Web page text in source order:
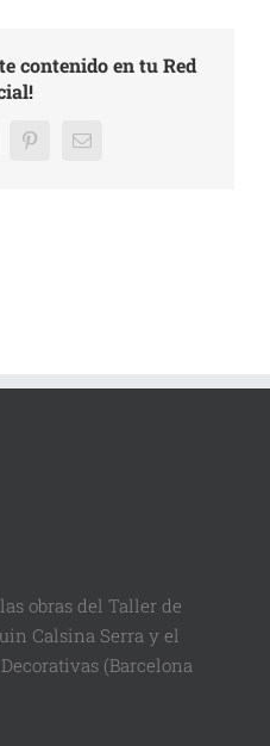
contenido en tu Red
PinterestEmail
obras del Taller de
Calsina Serra y el
(Barcelona